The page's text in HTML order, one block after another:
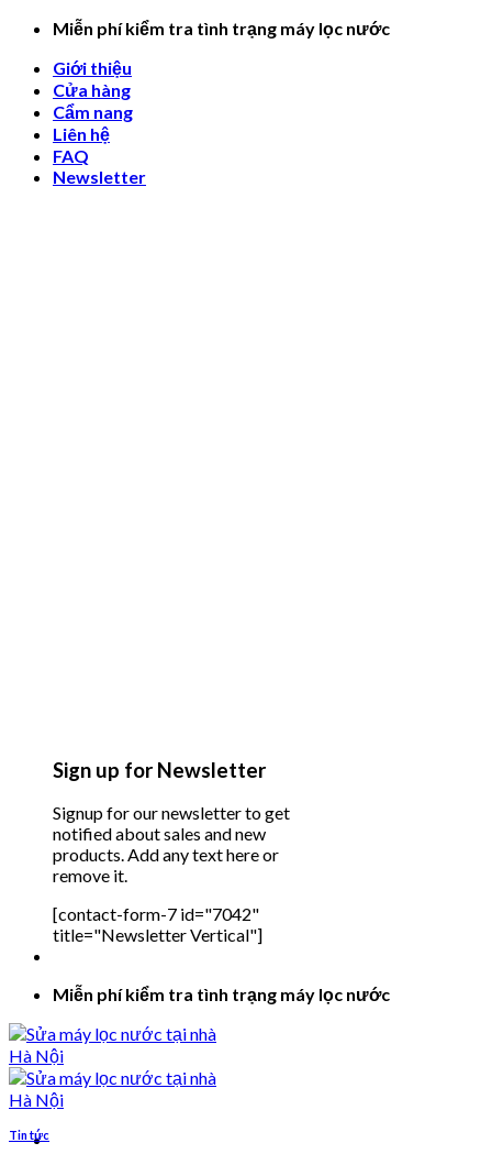
Skip
content
Miễn phí kiểm tra tình trạng máy lọc nước
Giới thiệu
Cửa hàng
Cẩm nang
Liên hệ
FAQ
Newsletter
Sign up for Newsletter
Signup for our newsletter to get
notified about sales and new
products. Add any text here or
remove it.
[contact-form-7 id="7042"
title="Newsletter Vertical"]
Miễn phí kiểm tra tình trạng máy lọc nước
Tin tức